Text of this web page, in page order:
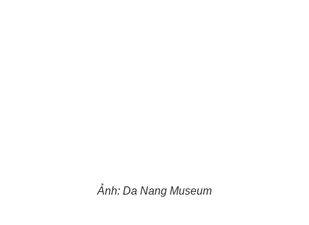
Ảnh: Da Nang Museum